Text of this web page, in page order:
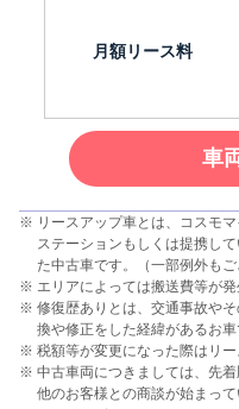
月額リース料
車
リースアップ車とは、コスモ
ステーションもしくは提携し
た中古車です。（一部例外もご
エリアによっては搬送費等が
修復歴ありとは、交通事故や
換や修正をした経緯があるお車
税額等が変更になった際はリ
中古車両につきましては、先着
他のお客様との商談が始まっ